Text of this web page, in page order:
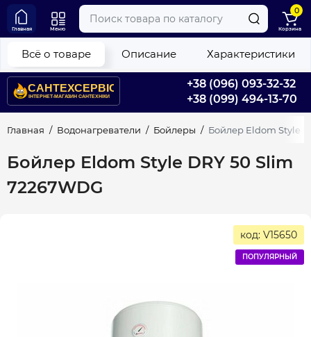
+38 (096) 093-32-32
+38 (099) 494-13-70
Главная Меню
0
Корзина
Главная Водонагреватели Бойлеры Бойлер Eldom Style
Бойлер Eldom Style DRY 50 Slim
72267WDG
Всё о товаре Описание Характеристики
код: V15650
ПОПУЛЯРНЫЙ